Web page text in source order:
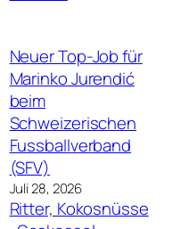
Neuer Top-Job für
Marinko Jurendić
beim
Schweizerischen
Fussballverband
(SFV)
Juli 28, 2026
Ritter, Kokosnüsse